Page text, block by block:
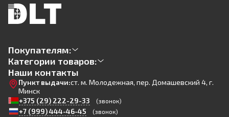
Покупателям:
Категории товаров:
Наши контакты
Пункт выдачи:ст. м. Молодежная, пер. Домашевский 4, г.
Минск
+375 (29) 222-29-33
(звонок)
+7 (999) 444-46-45 (звонок)